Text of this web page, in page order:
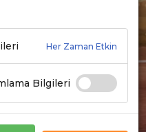
Her Zaman Etkin
Bilgileri